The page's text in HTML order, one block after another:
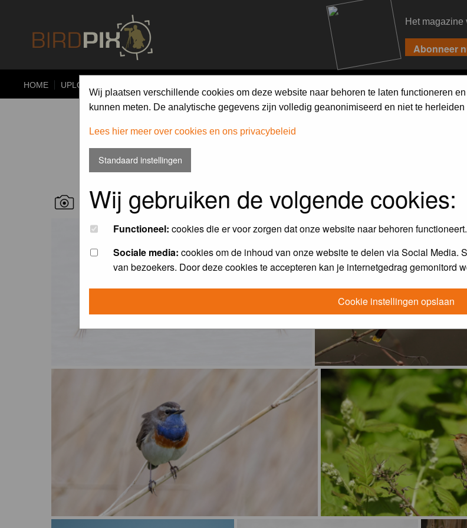
Het magazine
HOME UPLOAD
Wij plaatsen verschillende cookies om deze website naar behoren te laten functioneren
kunnen meten. De analytische gegevens zijn volledig geanonimiseerd en niet te
Lees hier meer over cookies en ons privacybeleid
Standaard instellingen
Wij gebruiken de volgende cookies:
Functioneel: cookies die er voor zorgen dat onze website naar behoren functioneert.
Sociale media: cookies om de inhoud van onze website te delen via Social Media.
van bezoekers. Door deze cookies te accepteren kan je internetgedrag gemonitord
Cookie instellingen opslaan
RECENT BIRD PICS